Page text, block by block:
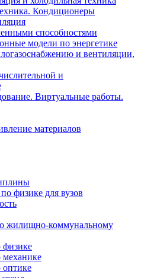
Кондиционеры
способностями
модели по энергетике
и вентиляции,
и
Виртуальные работы.
материалов
физике для вузов
жилищно-коммунальному
физике
механике
оптике